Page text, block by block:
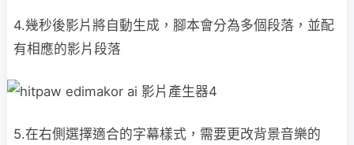
4.幾秒後影片將自動生成，腳本會分為多個段落，並配
有相應的影片段落
5.在右側選擇適合的字幕樣式，需要更改背景音樂的